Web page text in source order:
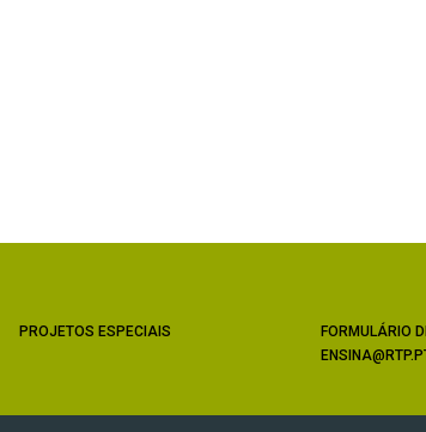
PROJETOS ESPECIAIS
FORMULÁRIO